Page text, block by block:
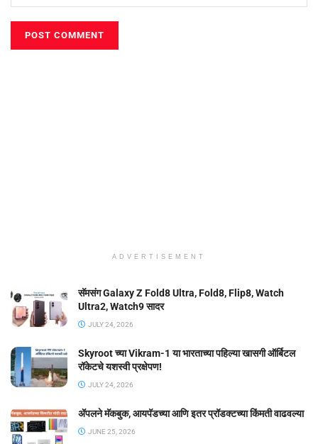
ADVERTISEMENT
सॅमसंग Galaxy Z Fold8 Ultra, Fold8, Flip8, Watch
Ultra2, Watch9 सादर
JULY 24, 2026
Skyroot च्या Vikram-1 या भारताच्या पहिल्या खासगी ऑर्बिटल
रॉकेटचे यशस्वी प्रक्षेपण!
JULY 24, 2026
ॲपलने मॅकबुक, आयपॅडच्या आणि इतर प्रॉडक्टच्या किंमती वाढवल्या
JUNE 25, 2026